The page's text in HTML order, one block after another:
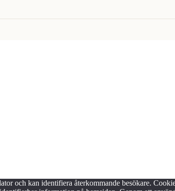
och kan identifiera återkommande besökare.